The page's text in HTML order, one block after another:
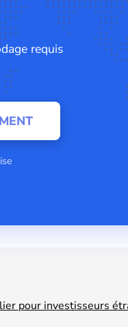
requis
pour investisseurs